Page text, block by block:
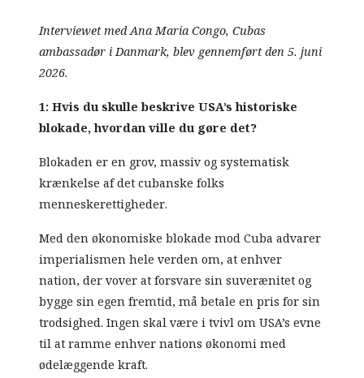
Interviewet med Ana Maria Congo, Cubas
ambassadør i Danmark, blev gennemført den 5. juni
2026.
1: Hvis du skulle beskrive USA’s historiske
blokade, hvordan ville du gøre det?
Blokaden er en grov, massiv og systematisk
krænkelse af det cubanske folks
menneskerettigheder.
Med den økonomiske blokade mod Cuba advarer
imperialismen hele verden om, at enhver
nation, der vover at forsvare sin suverænitet og
bygge sin egen fremtid, må betale en pris for sin
trodsighed. Ingen skal være i tvivl om USA’s evne
til at ramme enhver nations økonomi med
ødelæggende kraft.